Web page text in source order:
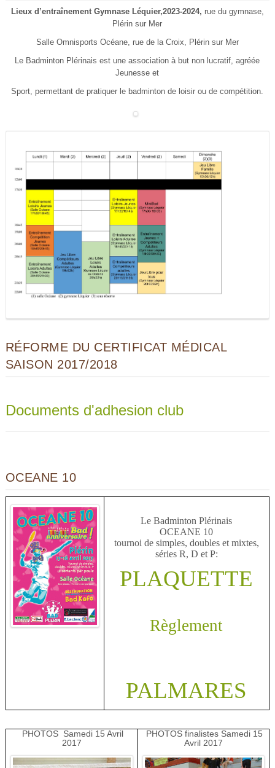
Lieux d’entraînement Gymnase Léquier,2023-2024, rue du gymnase,
Plérin sur Mer
Salle Omnisports Océane, rue de la Croix, Plérin sur Mer
Le Badminton Plérinais est une association à but non lucratif, agréée
Jeunesse et
Sport, permettant de pratiquer le badminton de loisir ou de compétition.
RÉFORME DU CERTIFICAT MÉDICAL
SAISON 2017/2018
Documents d'adhesion club
OCEANE 10
Le Badminton Plérinais
OCEANE 10
tournoi de simples, doubles et mixtes,
séries R, D et P:
PLAQUETTE
Règlement
PALMARES
PHOTOS Samedi 15 Avril
2017
PHOTOS finalistes Samedi 15
Avril 2017